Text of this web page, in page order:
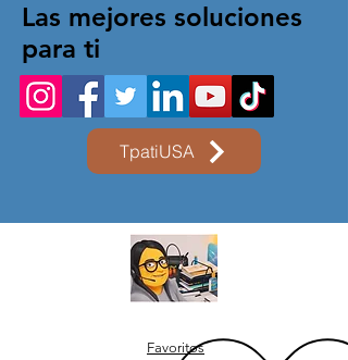
Las mejores soluciones
para ti
TpatiUSA
Favoritos